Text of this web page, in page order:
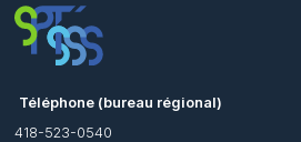
Téléphone (bureau régional)
418-523-0540